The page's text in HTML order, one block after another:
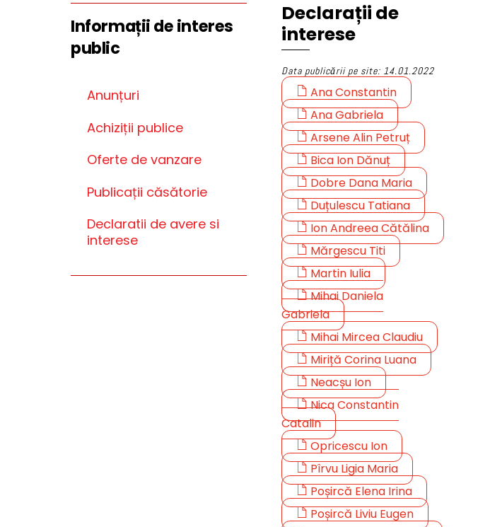
Informații de interes
public
Anunțuri
Achiziții publice
Oferte de vanzare
Publicații căsătorie
Declaratii de avere si
interese
Declarații de
interese
Data publicării pe site: 14.01.2022
Ana Constantin
Ana Gabriela
Arsene Alin Petruț
Bica Ion Dănuț
Dobre Dana Maria
Duțulescu Tatiana
Ion Andreea Cătălina
Mărgescu Titi
Martin Iulia
Mihai Daniela
Gabriela
Mihai Mircea Claudiu
Miriță Corina Luana
Neacșu Ion
Nica Constantin
Catalin
Opricescu Ion
Pîrvu Ligia Maria
Poșircă Elena Irina
Poșircă Liviu Eugen